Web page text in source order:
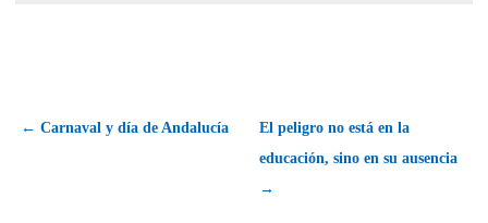
← Carnaval y día de Andalucía
El peligro no está en la
educación, sino en su ausencia
→